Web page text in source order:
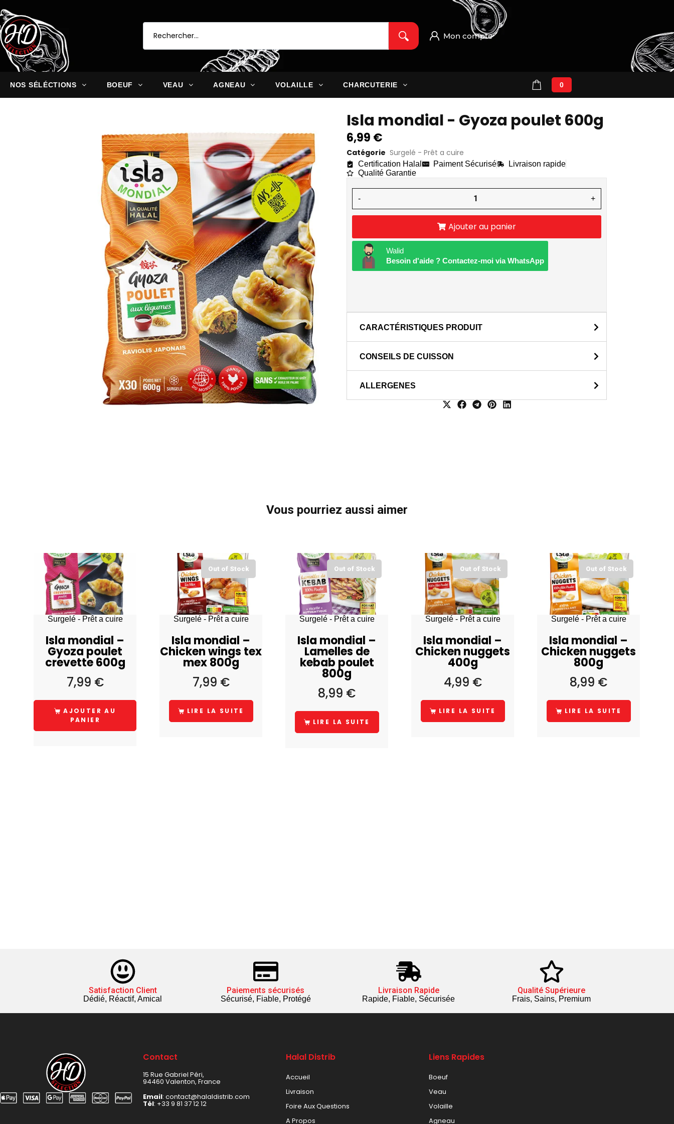
Mon compte
NOS SÉLÉCTIONS BOEUF VEAU AGNEAU VOLAILLE CHARCUTERIE 0
Isla mondial - Gyoza poulet 600g
6,99 €
Catégorie Surgelé - Prêt a cuire
Certification Halal Paiment Sécurisé
Livraison rapide
Qualité Garantie
- +
Ajouter au panier
Walid
Besoin d'aide ? Contactez-moi via WhatsApp
CARACTÉRISTIQUES PRODUIT
CONSEILS DE CUISSON
ALLERGENES
Vous pourriez aussi aimer
Surgelé - Prêt a cuire
Isla mondial –
Gyoza poulet
crevette 600g
7,99 €
AJOUTER AU
PANIER
Out of Stock
Surgelé - Prêt a cuire
Isla mondial –
Chicken wings tex
mex 800g
7,99 €
LIRE LA SUITE
Out of Stock
Surgelé - Prêt a cuire
Isla mondial –
Lamelles de
kebab poulet
800g
8,99 €
LIRE LA SUITE
Out of Stock
Surgelé - Prêt a cuire
Isla mondial –
Chicken nuggets
400g
4,99 €
LIRE LA SUITE
Out of Stock
Surgelé - Prêt a cuire
Isla mondial –
Chicken nuggets
800g
8,99 €
LIRE LA SUITE
Satisfaction Client
Dédié, Réactif, Amical
Paiements sécurisés
Sécurisé, Fiable, Protégé
Livraison Rapide
Rapide, Fiable, Sécurisée
Qualité Supérieure
Frais, Sains, Premium
Contact
15 Rue Gabriel Péri,
94460 Valenton, France
Email: contact@halaldistrib.com
Tél: +33 9 81 37 12 12
Halal Distrib
Accueil
Livraison
Foire Aux Questions
A Propos
Liens Rapides
Boeuf
Veau
Volaille
Agneau